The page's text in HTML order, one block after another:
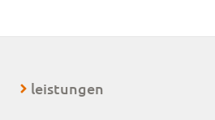
leistungen